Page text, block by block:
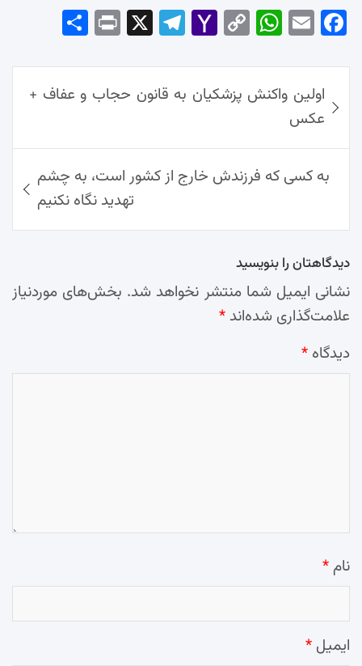
Fac
ok
Em
Wh
Ap
p
Co
Lin
k
Yah
Mai
Tel
am
Pri
راهبری
نوشته‌ها
اولین واکنش پزشکیان به قانون حجاب و عفاف +
عکس
به کسی که فرزندش خارج از کشور است، به چشم
تهدید نگاه نکنیم
دیدگاهتان را بنویسید
نشانی ایمیل شما منتشر نخواهد شد. بخش‌های موردنیاز
علامت‌گذاری شده‌اند *
دیدگاه *
نام *
ایمیل *